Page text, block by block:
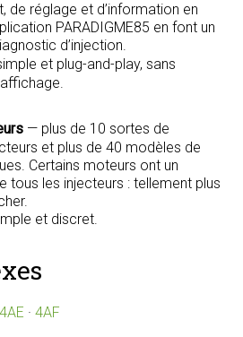
de réglage et d’information en
PARADIGME85 en font un
d’injection.
et plug-and-play, sans
— plus de 10 sortes de
et plus de 40 modèles de
Certains moteurs ont un
tous les injecteurs : tellement plus
et discret.
4AE ·4AF